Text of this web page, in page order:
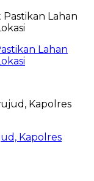
Lahan
Kapolres